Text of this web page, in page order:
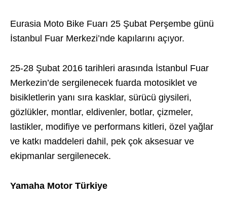
Eurasia Moto Bike Fuarı 25 Şubat Perşembe günü
İstanbul Fuar Merkezi’nde kapılarını açıyor.
25-28 Şubat 2016 tarihleri arasında İstanbul Fuar
Merkezin’de sergilenecek fuarda motosiklet ve
bisikletlerin yanı sıra kasklar, sürücü giysileri,
gözlükler, montlar, eldivenler, botlar, çizmeler,
lastikler, modifiye ve performans kitleri, özel yağlar
ve katkı maddeleri dahil, pek çok aksesuar ve
ekipmanlar sergilenecek.
Yamaha Motor Türkiye